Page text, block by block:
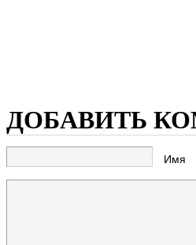
ДОБАВИТЬ
Имя